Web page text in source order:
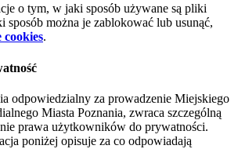
o tym, w jaki sposób używane są pliki
sposób można je zablokować lub usunąć,
cookies.
odpowiedzialny za prowadzenie Miejskiego
Miasta Poznania, zwraca szczególną
prawa użytkowników do prywatności.
poniżej opisuje za co odpowiadają